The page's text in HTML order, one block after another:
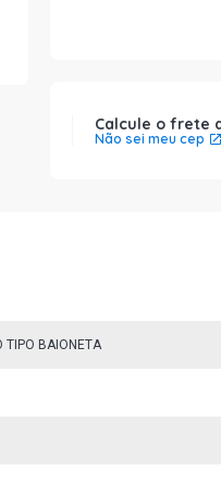
Calcule o frete
Não sei meu cep
TIPO BAIONETA